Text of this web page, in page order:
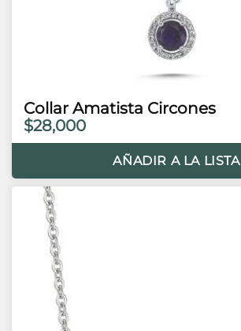
Collar Amatista Circones
$28,000
AÑADIR A LA LISTA